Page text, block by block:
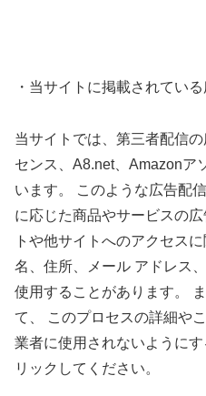
・当サイトに掲載されてい
当サイトでは、第三者配信
センス、A8.net、Amazonア
います。 このような広告配
に応じた商品やサービスの
トや他サイトへのアクセス
名、住所、メール アドレス
使用することがあります。
て、 このプロセスの詳細や
業者に使用されないようにす
リックしてください。